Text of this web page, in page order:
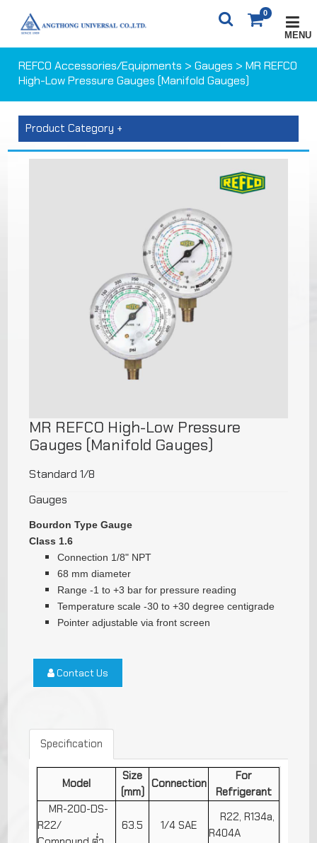
X
0
ITEM(S) 0 ฿
CARTS ORDER
MENU
REFCO Accessories/Equipments >Gauges > MR REFCO
High-Low Pressure Gauges (Manifold Gauges)
Product Category +
MR REFCO High-Low Pressure
Gauges (Manifold Gauges)
Standard 1/8
Gauges
Bourdon Type Gauge
Class 1.6
Connection 1/8" NPT
68 mm diameter
Range -1 to +3 bar for pressure reading
Temperature scale -30 to +30 degree centigrade
Pointer adjustable via front screen
Contact Us
Specification
Model
Size
(mm)
Connection
For
Refrigerant
MR-200-DS-
R22/
63.5 1/4 SAE
R22, R134a,
R404A